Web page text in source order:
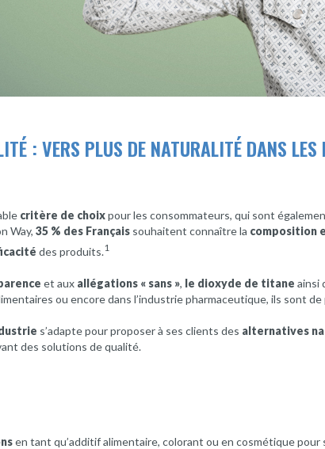
: VERS PLUS DE NATURALITÉ DANS LES
critère de choixpour les consommateurs, qui sont
Way, 35 % des Françaissouhaitent connaître la composition
des produits.1
et aux allégations « sans », le dioxyde de titane ainsi
ou encore dans l’industrie pharmaceutique, ils sont de
s’adapte pour proposer à ses clients des alternatives
des solutions de qualité.
en tant qu’additif alimentaire, colorant ou en cosmétique pour